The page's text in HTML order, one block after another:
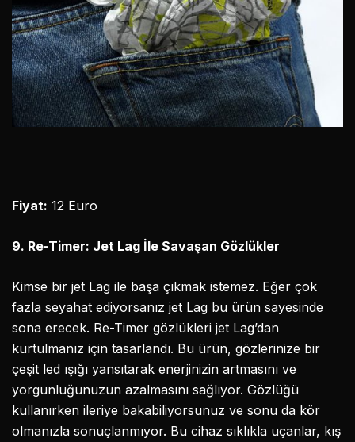
Fiyat: 12 Euro
9. Re-Timer: Jet Lag İle Savaşan Gözlükler
Kimse bir jet Lag ile başa çıkmak istemez. Eğer çok
fazla seyahat ediyorsanız jet Lag bu ürün sayesinde
sona erecek. Re-Timer gözlükleri jet Lag’dan
kurtulmanız için tasarlandı. Bu ürün, gözlerinize bir
çeşit led ışığı yansıtarak enerjinizin artmasını ve
yorgunluğunuzun azalmasını sağlıyor. Gözlüğü
kullanırken ileriye bakabiliyorsunuz ve sonu da kör
olmanızla sonuçlanmıyor. Bu cihaz sıklıkla uçanlar, kış